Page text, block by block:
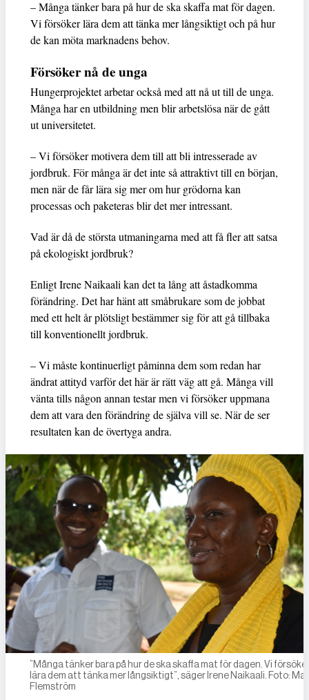
– Många tänker bara på hur de ska skaffa mat för dagen.
Vi försöker lära dem att tänka mer långsiktigt och på hur
de kan möta marknadens behov.
Försöker nå de unga
Hungerprojektet arbetar också med att nå ut till de unga.
Många har en utbildning men blir arbetslösa när de gått
ut universitetet.
– Vi försöker motivera dem till att bli intresserade av
jordbruk. För många är det inte så attraktivt till en början,
men när de får lära sig mer om hur grödorna kan
processas och paketeras blir det mer intressant.
Vad är då de största utmaningarna med att få fler att satsa
på ekologiskt jordbruk?
Enligt Irene Naikaali kan det ta lång att åstadkomma
förändring. Det har hänt att småbrukare som de jobbat
med ett helt år plötsligt bestämmer sig för att gå tillbaka
till konventionellt jordbruk.
– Vi måste kontinuerligt påminna dem som redan har
ändrat attityd varför det här är rätt väg att gå. Många vill
vänta tills någon annan testar men vi försöker uppmana
dem att vara den förändring de själva vill se. När de ser
resultaten kan de övertyga andra.
”Många tänker bara på hur de ska skaffa mat för dagen. Vi
lära dem att tänka mer långsiktigt”, säger Irene Naikaali. Foto:
Flemström